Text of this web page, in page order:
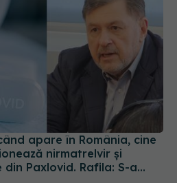
nirmatrelvir și
Paxlovid. Rafila: S-a
fi disponibil la